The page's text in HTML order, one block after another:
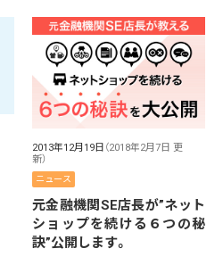
2013年12月19日 （2018年2月7日 更
新）
ニュース
元金融機関SE店長が”ネット
ショップを続ける６つの秘
訣”公開します。